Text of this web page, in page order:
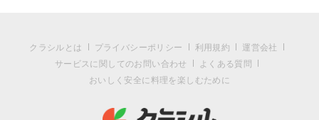
クラシルとは プライバシーポリシー 利用規約
運営会社
サービスに関してのお問い合わせ
よくある質問
おいしく安全に料理を楽しむために